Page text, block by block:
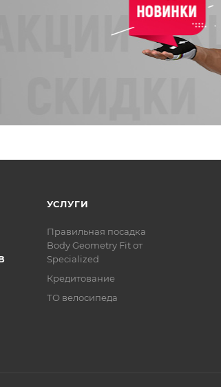
УСЛУГИ
Правильная посадка
Body Geometry Fit от
Specialized
Кредитование
ТО велосипеда